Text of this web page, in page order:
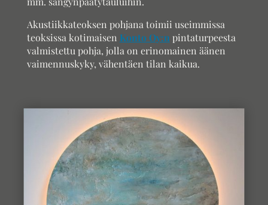
Akustiikkateoksen pohjana toimii useimmissa
teoksissa kotimaisen Konto Oy:n pintaturpeesta
valmistettu pohja, jolla on erinomainen äänen
vaimennuskyky, vähentäen tilan kaikua.